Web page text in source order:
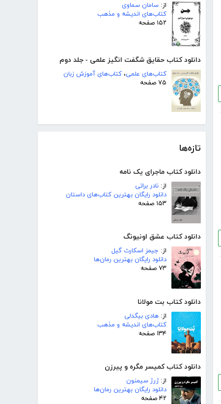
از: سامان سماوی
کتاب‌های اندیشه و مذهب
۱۵۲ صفحه
دانلود کتاب حقایق شگفت انگیز علمی - جلد دوم
کتاب‌های علمی، کتاب‌های آموزش زبان
۷۵ صفحه
تازه‌ها
دانلود کتاب ماجرای یک نامه
از: نادر براتی
دانلود رایگان بهترین کتاب‌های داستان
۱۵۳ صفحه
دانلود کتاب عشق اونیونگ
از: جیمز اسکارث گیل
دانلود رایگان بهترین رمان‌ها
۷۳ صفحه
دانلود کتاب بت مولانا
از: هادی بیگدلی
کتاب‌های اندیشه و مذهب
۱۳۴ صفحه
دانلود کتاب کمیسر مگره و پیرزن
از:ژرژ سیمنون
دانلود رایگان بهترین رمان‌ها
۴۲ صفحه